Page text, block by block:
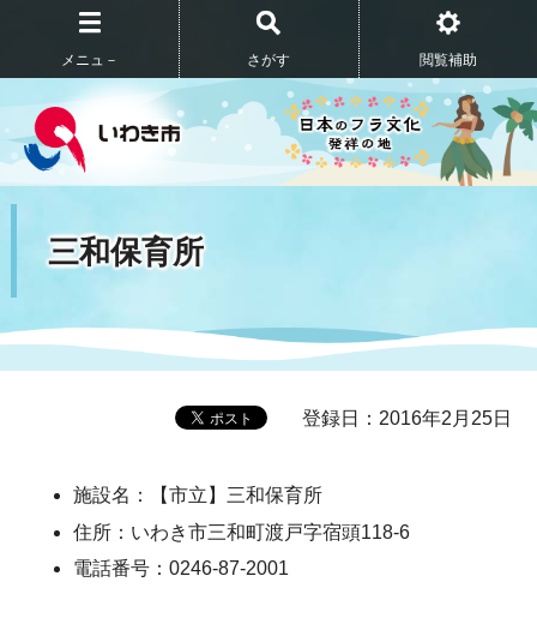
メニュ－ さがす 閲覧補助
三和保育所
登録日：2016年2月25日
施設名：【市立】三和保育所
住所：いわき市三和町渡戸字宿頭118-6
電話番号：0246-87-2001